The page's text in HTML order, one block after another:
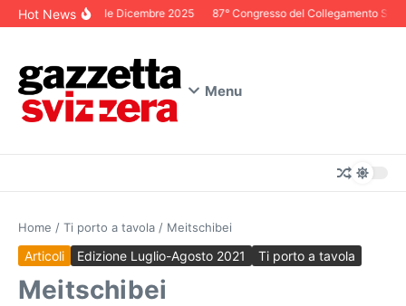
Salta al contenuto
Hot NewsEditoriale Dicembre 2025 87° Congresso del Collegamento
Menu
Home / Ti porto a tavola / Meitschibei
Articoli Edizione Luglio-Agosto 2021 Ti porto a tavola
Meitschibei